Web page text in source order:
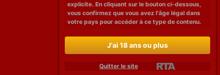
explicite. En cliquant sur le bouton ci-dessous,
vous confirmez que vous avez l'âge légal dans
votre pays pour accéder à ce type de contenu.
J'ai 18 ans ou plus
Quitter le site